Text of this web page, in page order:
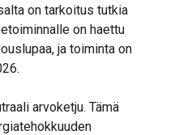
on tarkoitus tutkia
on haettu
ja toiminta on
arvoketju. Tämä